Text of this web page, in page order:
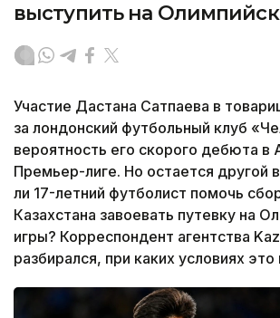
выступить на
Участие Дастана Сатпаева в
за лондонский футбольный клуб
вероятность его скорого дебюта в
Премьер-лиге. Но остается другой
ли 17-летний футболист помочь
Казахстана завоевать путевку на
игры? Корреспондент агентства
разбирался, при каких условиях